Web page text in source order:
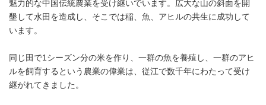
魅力的な中国伝統農業を受け継いでいます。広大な山の斜面を開
墾して水田を造成し、そこでは稲、魚、アヒルの共生に成功して
います。
同じ田で1シーズン分の米を作り、一群の魚を養殖し、一群のアヒ
ルを飼育するという農業の偉業は、従江で数千年にわたって受け
継がれてきました。